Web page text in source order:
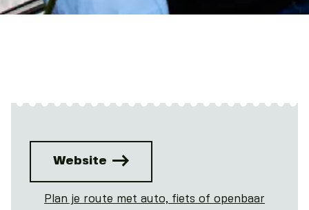
Website
Plan je route met auto, fiets of openbaar